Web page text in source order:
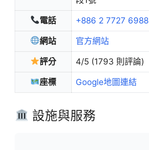
電話 +886 2 7727 6988
網站 官方網站
評分 4/5 (1793 則評論)
座標 Google地圖連結
設施與服務